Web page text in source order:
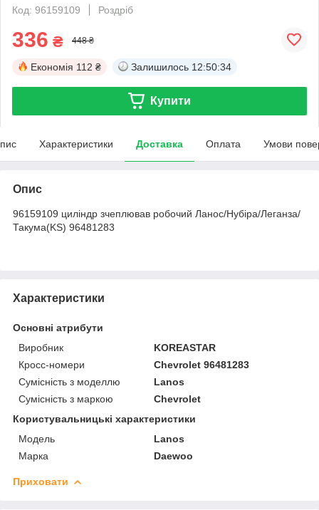
Код: 96159109
Роздріб
336 ₴ 448 ₴
Економія 112 ₴ Залишилось 12:50:34
Купити
Характеристики Доставка Оплата Умови
Опис
96159109 циліндр зчеплював робочий Ланос/Нубіра/Леганза/
Такума(KS) 96481283
Характеристики
Основні атрибути
Виробник
KOREASTAR
Кросс-номери
Chevrolet 96481283
Сумісність з моделлю
Lanos
Сумісність з маркою
Chevrolet
Користувальницькі характеристики
Модель
Lanos
Марка
Daewoo
Приховати